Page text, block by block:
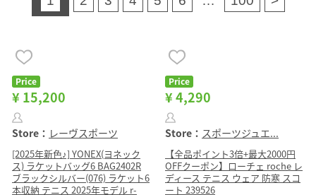
Price
¥ 15,200
Store： レーヴスポーツ
[2025年新色♪] YONEX(ヨネック
ス) ラケットバッグ6 BAG2402R
ブラックシルバー(076) ラケット6
本収納 テニス 2025年モデル r-
Price
¥ 4,290
Store： スポーツジュエ...
【全品ポイント3倍+最大2000円
OFFクーポン】ローチェ roche レ
ディース テニス ウェア 防寒 スコ
ート 239526